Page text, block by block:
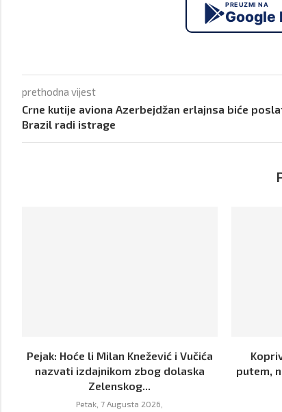
PREUZMI NA
Google
prethodna vijest
Crne kutije aviona Azerbejdžan erlajnsa biće
Brazil radi istrage
Pejak: Hoće li Milan Knežević i Vučića
nazvati izdajnikom zbog dolaska
Zelenskog...
Petak, 7 Augusta 2026,
putem,